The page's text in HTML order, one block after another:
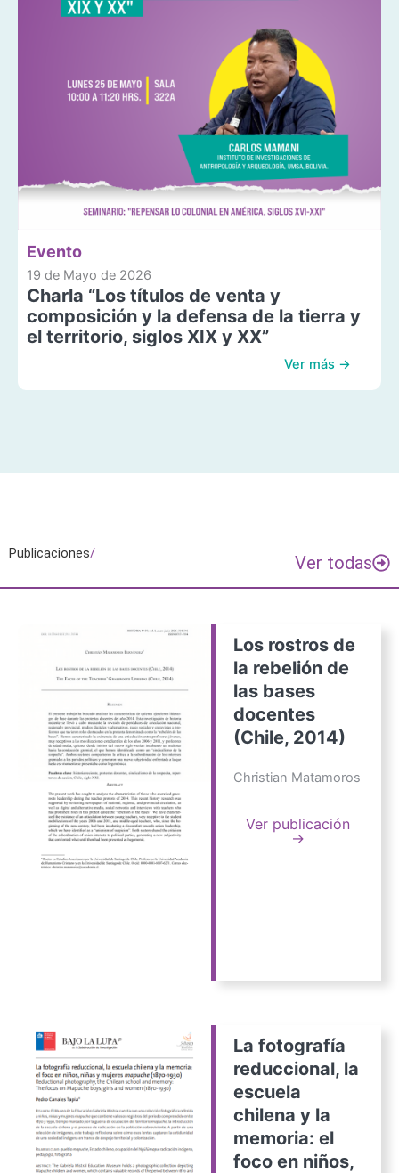
Evento
19 de Mayo de 2026
Charla “Los títulos de venta y
composición y la defensa de la tierra y
el territorio, siglos XIX y XX”
Ver más →
Publicaciones/ Ver todas
Los rostros de
la rebelión de
las bases
docentes
(Chile, 2014)
Christian Matamoros
Ver publicación
→
La fotografía
reduccional, la
escuela
chilena y la
memoria: el
foco en niños,